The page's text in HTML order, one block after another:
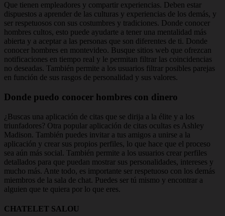
Que tienen empleadores y compartir experiencias. Deben estar
dispuestos a aprender de las culturas y experiencias de los demás, y
ser respetuosos con sus costumbres y tradiciones. Donde conocer
hombres cultos, esto puede ayudarte a tener una mentalidad más
abierta y a aceptar a las personas que son diferentes de ti. Donde
conocer hombres en montevideo. Busque sitios web que ofrezcan
notificaciones en tiempo real y le permitan filtrar las coincidencias
no deseadas. También permite a los usuarios filtrar posibles parejas
en función de sus rasgos de personalidad y sus valores.
Donde puedo conocer hombres con dinero
¿Buscas una aplicación de citas que se dirija a la élite y a los
triunfadores? Otra popular aplicación de citas ocultas es Ashley
Madison. También puedes invitar a tus amigos a unirse a la
aplicación y crear sus propios perfiles, lo que hace que el proceso
sea aún más social. También permite a los usuarios crear perfiles
detallados para que puedan mostrar sus personalidades, intereses y
mucho más. Ante todo, es importante ser respetuoso con los demás
miembros de la sala de chat. Puedes ser tú mismo y encontrar a
alguien que te quiera por lo que eres.
CHATELET SALOU